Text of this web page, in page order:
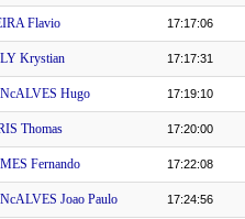
Flavio 17:17:06
Krystian 17:17:31
Hugo 17:19:10
Thomas 17:20:00
Fernando 17:22:08
Joao Paulo 17:24:56